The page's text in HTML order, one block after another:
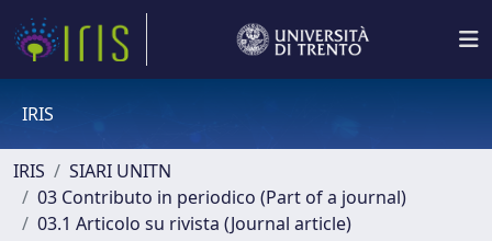
IRIS
IRIS
SIARI UNITN
03 Contributo in periodico (Part of a journal)
03.1 Articolo su rivista (Journal article)